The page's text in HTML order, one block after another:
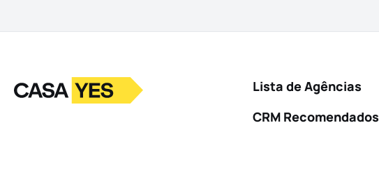
LogoIr para a homepage
Lista de Agências
CRM Recomendados